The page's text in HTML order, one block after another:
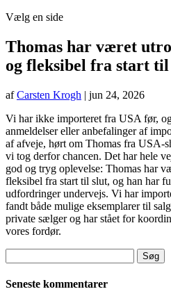
Vælg en side
Thomas har været
og fleksibel fra start
afCarsten Krogh | jun 24, 2026
Vi har ikke importeret fra USA før,
anmeldelser eller anbefalinger af
af afveje, hørt om Thomas fra USA-
vi tog derfor chancen. Det har hele
god og tryg oplevelse: Thomas har
fleksibel fra start til slut, og han har
udfordringer undervejs. Vi har
fandt både mulige eksemplarer til
private sælger og har stået for
vores fordør.
efter:
Seneste kommentarer